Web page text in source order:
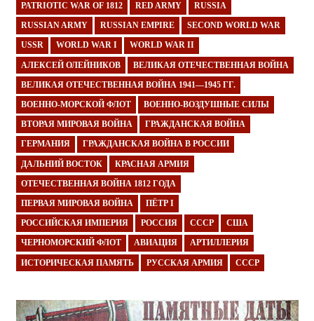
PATRIOTIC WAR OF 1812 RED ARMY RUSSIA
RUSSIAN ARMY RUSSIAN EMPIRE SECOND WORLD WAR
USSR WORLD WAR I WORLD WAR II
АЛЕКСЕЙ ОЛЕЙНИКОВ ВЕЛИКАЯ ОТЕЧЕСТВЕННАЯ ВОЙНА
ВЕЛИКАЯ ОТЕЧЕСТВЕННАЯ ВОЙНА 1941—1945 ГГ.
ВОЕННО-МОРСКОЙ ФЛОТ ВОЕННО-ВОЗДУШНЫЕ СИЛЫ
ВТОРАЯ МИРОВАЯ ВОЙНА ГРАЖДАНСКАЯ ВОЙНА
ГЕРМАНИЯ ГРАЖДАНСКАЯ ВОЙНА В РОССИИ
ДАЛЬНИЙ ВОСТОК КРАСНАЯ АРМИЯ
ОТЕЧЕСТВЕННАЯ ВОЙНА 1812 ГОДА
ПЕРВАЯ МИРОВАЯ ВОЙНА ПЁТР I
РОССИЙСКАЯ ИМПЕРИЯ РОССИЯ СССР США
ЧЕРНОМОРСКИЙ ФЛОТ АВИАЦИЯ АРТИЛЛЕРИЯ
ИСТОРИЧЕСКАЯ ПАМЯТЬ РУССКАЯ АРМИЯ СССР